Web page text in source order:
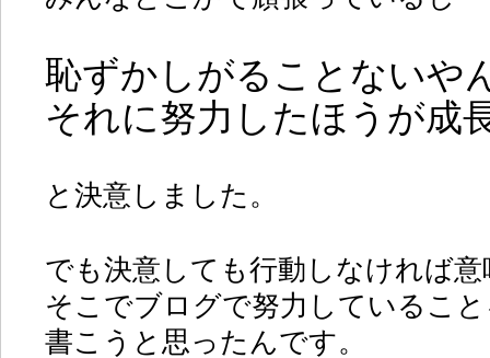
恥ずかしがることないや
それに努力したほうが成
と決意しました。
でも決意しても行動しなければ
そこでブログで努力しているこ
書こうと思ったんです。